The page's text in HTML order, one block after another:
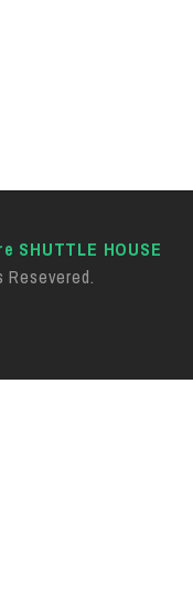
SHUTTLE HOUSE
Resevered.